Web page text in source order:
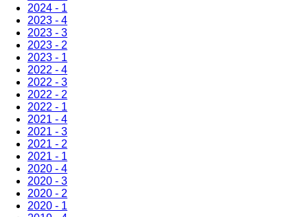
2024 - 1
2023 - 4
2023 - 3
2023 - 2
2023 - 1
2022 - 4
2022 - 3
2022 - 2
2022 - 1
2021 - 4
2021 - 3
2021 - 2
2021 - 1
2020 - 4
2020 - 3
2020 - 2
2020 - 1